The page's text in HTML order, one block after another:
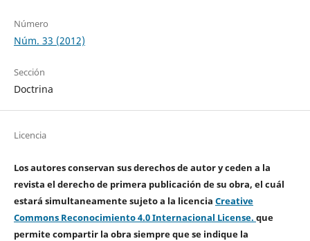
Número
Núm. 33 (2012)
Sección
Doctrina
Licencia
Los autores conservan sus derechos de autor y ceden a la
revista el derecho de primera publicación de su obra, el cuál
estará simultaneamente sujeto a la licencia Creative
Commons Reconocimiento 4.0 Internacional License. que
permite compartir la obra siempre que se indique la